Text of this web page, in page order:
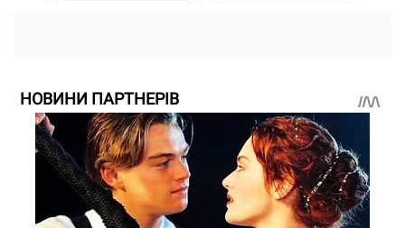
НОВИНИ ПАРТНЕРІВ